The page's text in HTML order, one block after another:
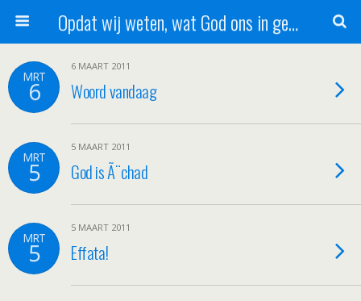
Opdat wij weten, wat God ons in genade schenkt!
MRT
6
6 MAART 2011
Woord vandaag
MRT
5
5 MAART 2011
God is Ã¨chad
MRT
5
5 MAART 2011
Effata!